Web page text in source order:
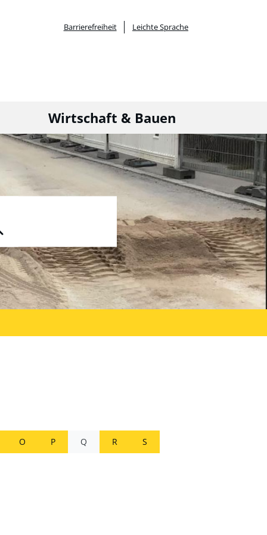
Barrierefreiheit Leichte Sprache
Wirtschaft & Bauen
O P Q R S